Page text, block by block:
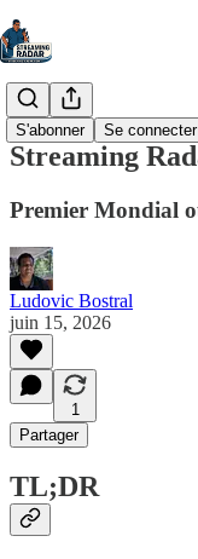
S'abonner Se connecter
Streaming
Premier Mondial
Ludovic Bostral
juin 15, 2026
1
Partager
TL;DR